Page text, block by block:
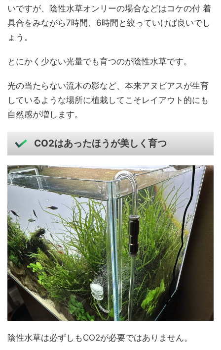
いですが、陰性水草オンリーの場合などはコケの付 着
具合をみながら7時間、6時間と絞っていけば良いでし
ょう。
とにかく少ない光量でも育つのが陰性水草です。
光の当たらない流木の影など、本来アヌビアスが生育
しているような場所に植栽してこそレイアウト的にも
自然感が増します。
CO2はあったほうが美しく育つ
陰性水草は必ずしもCO2が必要ではありません。